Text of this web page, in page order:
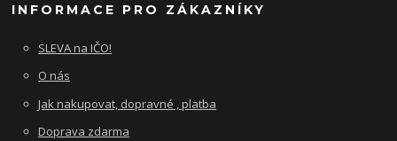
INFORMACE PRO ZÁKAZNÍKY
SLEVA na IČO!
O nás
Jak nakupovat, dopravné , platba
Doprava zdarma